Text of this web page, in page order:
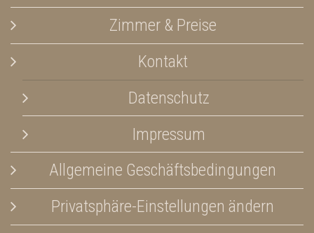
Zimmer & Preise
Kontakt
Datenschutz
Impressum
Allgemeine Geschäftsbedingungen
Privatsphäre-Einstellungen ändern